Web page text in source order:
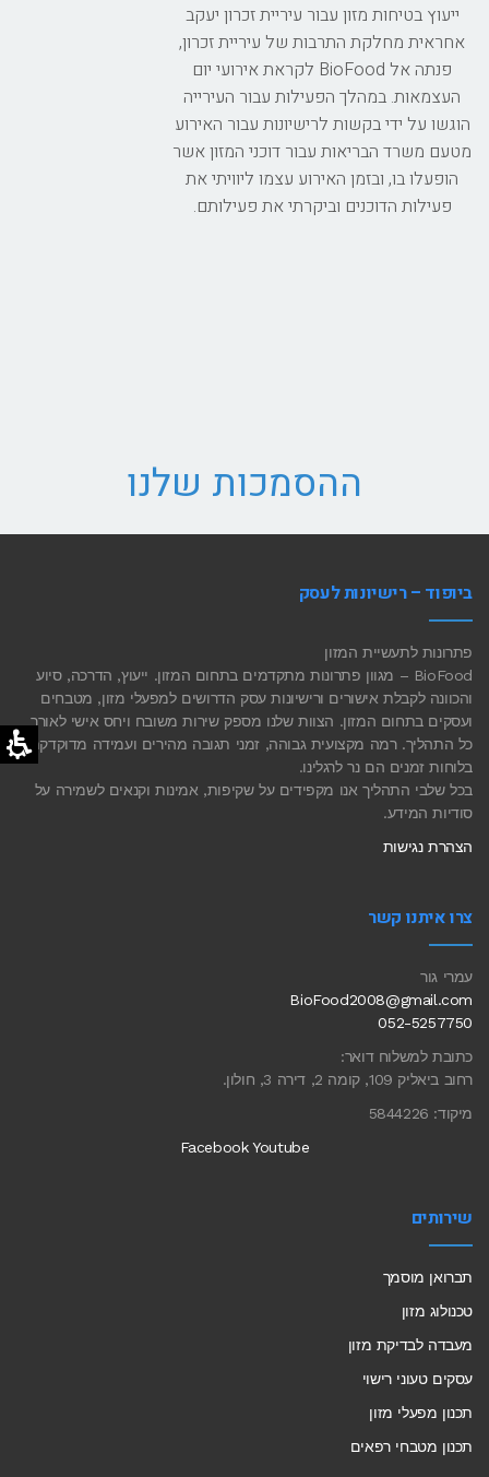
ייעוץ בטיחות מזון עבור עיריית זכרון יעקב
אחראית מחלקת התרבות של עיריית זכרון,
פנתה אל BioFood לקראת אירועי יום
העצמאות. במהלך הפעילות עבור העירייה
הוגשו על ידי בקשות לרישיונות עבור האירוע
מטעם משרד הבריאות עבור דוכני המזון אשר
הופעלו בו, ובזמן האירוע עצמו ליוויתי את
פעילות הדוכנים וביקרתי את פעילותם.
ההסמכות שלנו
ביופוד – רישיונות לעסק
פתרונות לתעשיית המזון
BioFood – מגוון פתרונות מתקדמים בתחום המזון. ייעוץ, הדרכה, סיוע
והכוונה לקבלת אישורים ורישיונות עסק הדרושים למפעלי מזון, מטבחים
ועסקים בתחום המזון. הצוות שלנו מספק שירות משובח ויחס אישי לאורך
כל התהליך. רמה מקצועית גבוהה, זמני תגובה מהירים ועמידה מדוקדקת
בלוחות זמנים הם נר לרגלינו.
בכל שלבי התהליך אנו מקפידים על שקיפות, אמינות וקנאים לשמירה על
סודיות המידע.
הצהרת נגישות
צרו איתנו קשר
עמרי גור
BioFood2008@gmail.com
052-5257750
כתובת למשלוח דואר:
רחוב ביאליק 109, קומה 2, דירה 3, חולון.
מיקוד: 5844226
Facebook Youtube
שירותים
תברואן מוסמך
טכנולוג מזון
מעבדה לבדיקת מזון
עסקים טעוני רישוי
תכנון מפעלי מזון
תכנון מטבחי רפאים